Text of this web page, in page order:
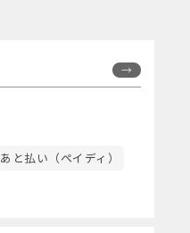
あと払い（ペイディ）